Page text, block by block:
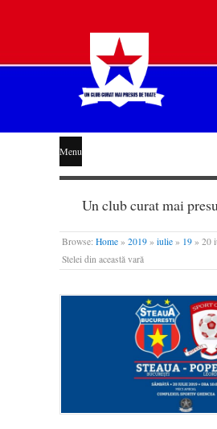
STEAUA
LIBERĂ
Menu
Un club curat mai
Browse: Home » 2019 » iulie » 19 » 20
Stelei din această vară